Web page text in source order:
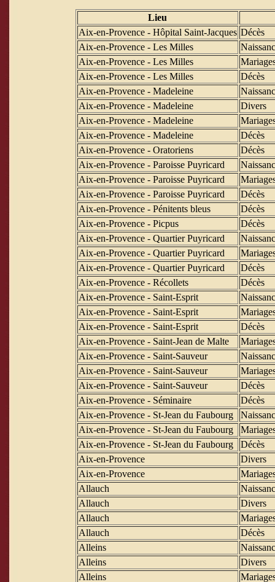
Lieu
Aix-en-Provence - Hôpital Saint-Jacques Décès
Aix-en-Provence - Les Milles
Aix-en-Provence - Les Milles
Aix-en-Provence - Les Milles
Décès
Aix-en-Provence - Madeleine
Aix-en-Provence - Madeleine
Divers
Aix-en-Provence - Madeleine
Aix-en-Provence - Madeleine
Décès
Aix-en-Provence - Oratoriens
Décès
Aix-en-Provence - Paroisse Puyricard
Aix-en-Provence - Paroisse Puyricard
Aix-en-Provence - Paroisse Puyricard
Décès
Aix-en-Provence - Pénitents bleus
Décès
Aix-en-Provence - Picpus
Décès
Aix-en-Provence - Quartier Puyricard
Aix-en-Provence - Quartier Puyricard
Aix-en-Provence - Quartier Puyricard
Décès
Aix-en-Provence - Récollets
Décès
Aix-en-Provence - Saint-Esprit
Aix-en-Provence - Saint-Esprit
Aix-en-Provence - Saint-Esprit
Décès
Aix-en-Provence - Saint-Jean de Malte
Aix-en-Provence - Saint-Sauveur
Aix-en-Provence - Saint-Sauveur
Aix-en-Provence - Saint-Sauveur
Décès
Aix-en-Provence - Séminaire
Décès
Aix-en-Provence - St-Jean du Faubourg
Aix-en-Provence - St-Jean du Faubourg
Aix-en-Provence - St-Jean du Faubourg
Décès
Aix-en-Provence
Divers
Aix-en-Provence
Allauch
Allauch
Divers
Allauch
Allauch
Décès
Alleins
Alleins
Divers
Alleins